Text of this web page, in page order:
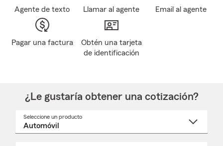
Agente de texto Llamar al agente Email al agente
Pagar una factura
Obtén una tarjeta
de identificación
¿Le gustaría obtener una cotización?
Seleccione un producto